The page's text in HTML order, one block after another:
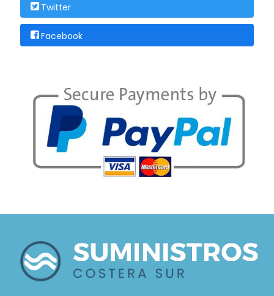
Twitter
Facebook